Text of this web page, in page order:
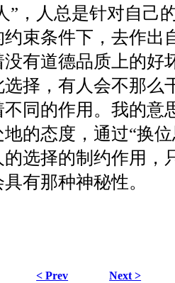
”，人总是针对自己
束条件下，去作出
有道德品质上的好
择，有人会不那么
同的作用。我的意
的态度，通过“换
选择的制约作用，
有那种神秘性。
< Prev Next >